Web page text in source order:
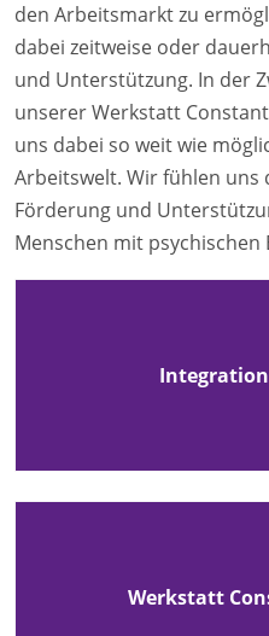
den Arbeitsmarkt zu
dabei zeitweise oder
und Unterstützung. In der
unserer Werkstatt
uns dabei so weit wie
Arbeitswelt. Wir fühlen uns
Förderung und
Menschen mit
Werkstatt